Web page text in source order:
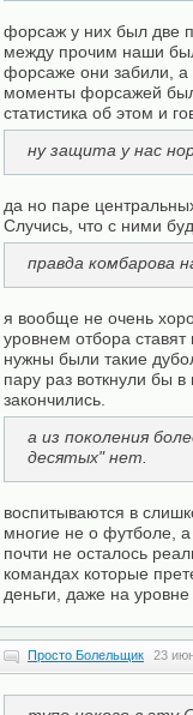
форсаж у них был две
между прочим наши
форсаже они забили,
моменты форсажей
статистика об этом и
ну защита у нас
да но паре
Случись, что с ними
правда комбарова
я вообще не очень
уровнем отбора
нужны были такие
пару раз воткнули бы
закончились.
а из поколения
десятых" нет.
воспитываются в
многие не о футболе,
почти не осталось
командах которые
деньги, даже на уровне
Просто Болельщик 23